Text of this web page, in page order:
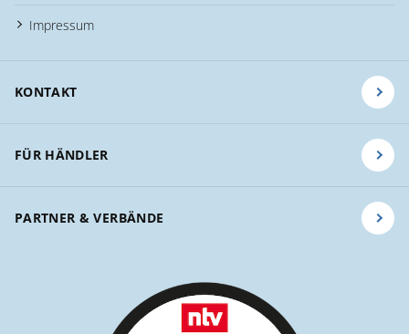
Impressum
KONTAKT
FÜR HÄNDLER
PARTNER & VERBÄNDE